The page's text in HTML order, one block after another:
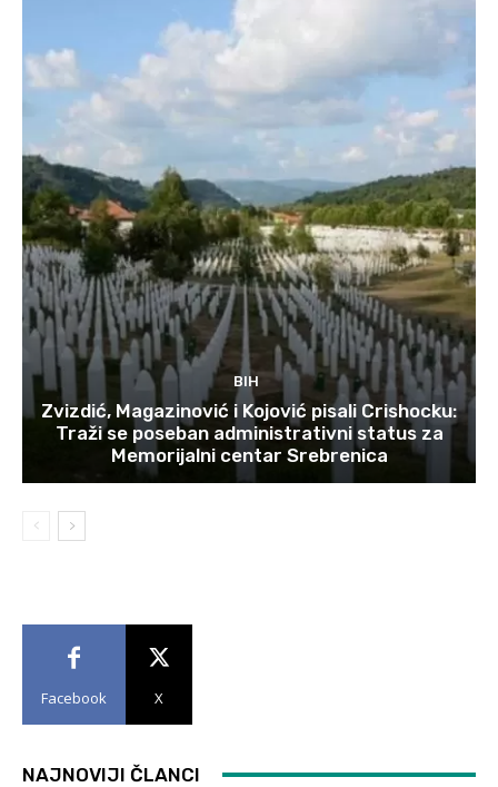
BIH
Zvizdić, Magazinović i Kojović pisali Crishocku:
Traži se poseban administrativni status za
Memorijalni centar Srebrenica
Facebook X
NAJNOVIJI ČLANCI